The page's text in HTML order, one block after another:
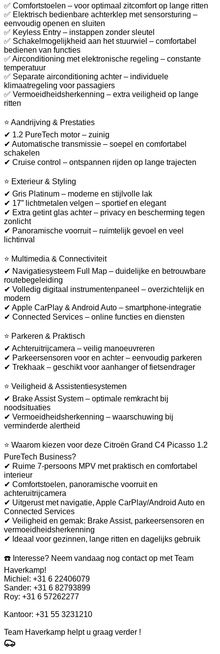
✅ Comfortstoelen – voor optimaal zitcomfort op lange ritten
✅ Elektrisch bedienbare achterklep met sensorsturing –
eenvoudig openen en sluiten
✅ Keyless Entry – instappen zonder sleutel
✅ Schakelmogelijkheid aan het stuurwiel – comfortabel
bedienen van functies
✅ Airconditioning met elektronische regeling – constante
temperatuur
✅ Separate airconditioning achter – individuele
klimaatregeling voor passagiers
✅ Vermoeidheidsherkenning – extra veiligheid op lange
ritten
⭐ Aandrijving & Prestaties
✔ 1.2 PureTech motor – zuinig
✔ Automatische transmissie – soepel en comfortabel
schakelen
✔ Cruise control – ontspannen rijden op lange trajecten
⭐ Exterieur & Styling
✔ Gris Platinum – moderne en stijlvolle lak
✔ 17” lichtmetalen velgen – sportief en elegant
✔ Extra getint glas achter – privacy en bescherming tegen
zonlicht
✔ Panoramische voorruit – ruimtelijk gevoel en veel
lichtinval
⭐ Multimedia & Connectiviteit
✔ Navigatiesysteem Full Map – duidelijke en betrouwbare
routebegeleiding
✔ Volledig digitaal instrumentenpaneel – overzichtelijk en
modern
✔ Apple CarPlay & Android Auto – smartphone-integratie
✔ Connected Services – online functies en diensten
⭐ Parkeren & Praktisch
✔ Achteruitrijcamera – veilig manoeuvreren
✔ Parkeersensoren voor en achter – eenvoudig parkeren
✔ Trekhaak – geschikt voor aanhanger of fietsendrager
⭐ Veiligheid & Assistentiesystemen
✔ Brake Assist System – optimale remkracht bij
noodsituaties
✔ Vermoeidheidsherkenning – waarschuwing bij
verminderde alertheid
⭐ Waarom kiezen voor deze Citroën Grand C4 Picasso 1.2
PureTech Business?
✔ Ruime 7-persoons MPV met praktisch en comfortabel
interieur
✔ Comfortstoelen, panoramische voorruit en
achteruitrijcamera
✔ Uitgerust met navigatie, Apple CarPlay/Android Auto en
Connected Services
✔ Veiligheid en gemak: Brake Assist, parkeersensoren en
vermoeidheidsherkenning
✔ Ideaal voor gezinnen, lange ritten en dagelijks gebruik
☎️ Interesse? Neem vandaag nog contact op met Team
Haverkamp!
Michiel: +31 6 22406079
Sander: +31 6 82793899
Roy: +31 6 57262277
Kantoor: +31 55 3231210
Team Haverkamp helpt u graag verder !